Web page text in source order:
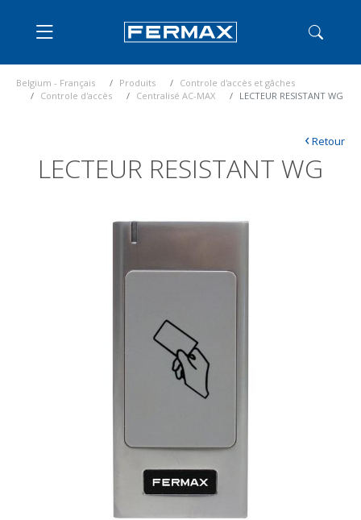
Belgium - Français Produits
Controle d'accès et gâches
Controle d'accès
Centralisé AC-MAX LECTEUR RESISTANT WG
LECTEUR RESISTANT WG
‹Retour